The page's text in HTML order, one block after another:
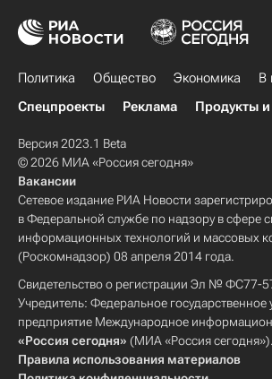
Политика Общество Экономика В
Спецпроекты
Реклама Продукты
Версия 2023.1 Beta
© 2026 МИА «Россия сегодня»
Вакансии
Сетевое издание РИА Новости
в Федеральной службе по надзору в сфере
информационных технологий и массовых
(Роскомнадзор) 08 апреля 2014 года.
Свидетельство о регистрации Эл № ФС77-
Учредитель: Федеральное государственное
предприятие Международное
«Россия сегодня» (МИА «Россия сегодня»).
Правила использования материалов